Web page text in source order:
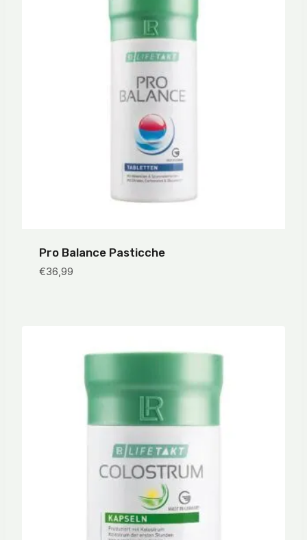
Pro Balance Pasticche
€36,99